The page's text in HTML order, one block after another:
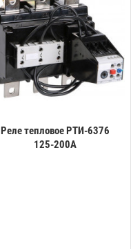
Реле тепловое РТИ-6376
125-200А